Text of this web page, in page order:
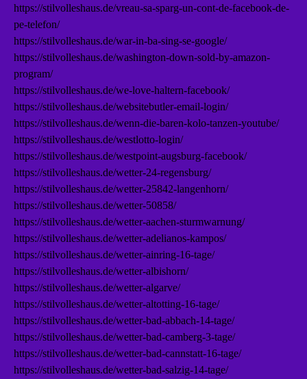
https://stilvolleshaus.de/vreau-sa-sparg-un-cont-de-facebook-de-
pe-telefon/
https://stilvolleshaus.de/war-in-ba-sing-se-google/
https://stilvolleshaus.de/washington-down-sold-by-amazon-
program/
https://stilvolleshaus.de/we-love-haltern-facebook/
https://stilvolleshaus.de/websitebutler-email-login/
https://stilvolleshaus.de/wenn-die-baren-kolo-tanzen-youtube/
https://stilvolleshaus.de/westlotto-login/
https://stilvolleshaus.de/westpoint-augsburg-facebook/
https://stilvolleshaus.de/wetter-24-regensburg/
https://stilvolleshaus.de/wetter-25842-langenhorn/
https://stilvolleshaus.de/wetter-50858/
https://stilvolleshaus.de/wetter-aachen-sturmwarnung/
https://stilvolleshaus.de/wetter-adelianos-kampos/
https://stilvolleshaus.de/wetter-ainring-16-tage/
https://stilvolleshaus.de/wetter-albishorn/
https://stilvolleshaus.de/wetter-algarve/
https://stilvolleshaus.de/wetter-altotting-16-tage/
https://stilvolleshaus.de/wetter-bad-abbach-14-tage/
https://stilvolleshaus.de/wetter-bad-camberg-3-tage/
https://stilvolleshaus.de/wetter-bad-cannstatt-16-tage/
https://stilvolleshaus.de/wetter-bad-salzig-14-tage/